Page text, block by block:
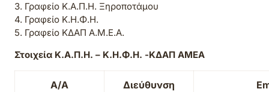
3. Γραφείο Κ.Α.Π.Η. Ξηροποτάμου
4. Γραφείο Κ.Η.Φ.Η.
5. Γραφείο ΚΔΑΠ Α.Μ.Ε.Α.
Στοιχεία Κ.Α.Π.Η. – Κ.Η.Φ.Η. -ΚΔΑΠ ΑΜΕΑ
Α/Α Διεύθυνση